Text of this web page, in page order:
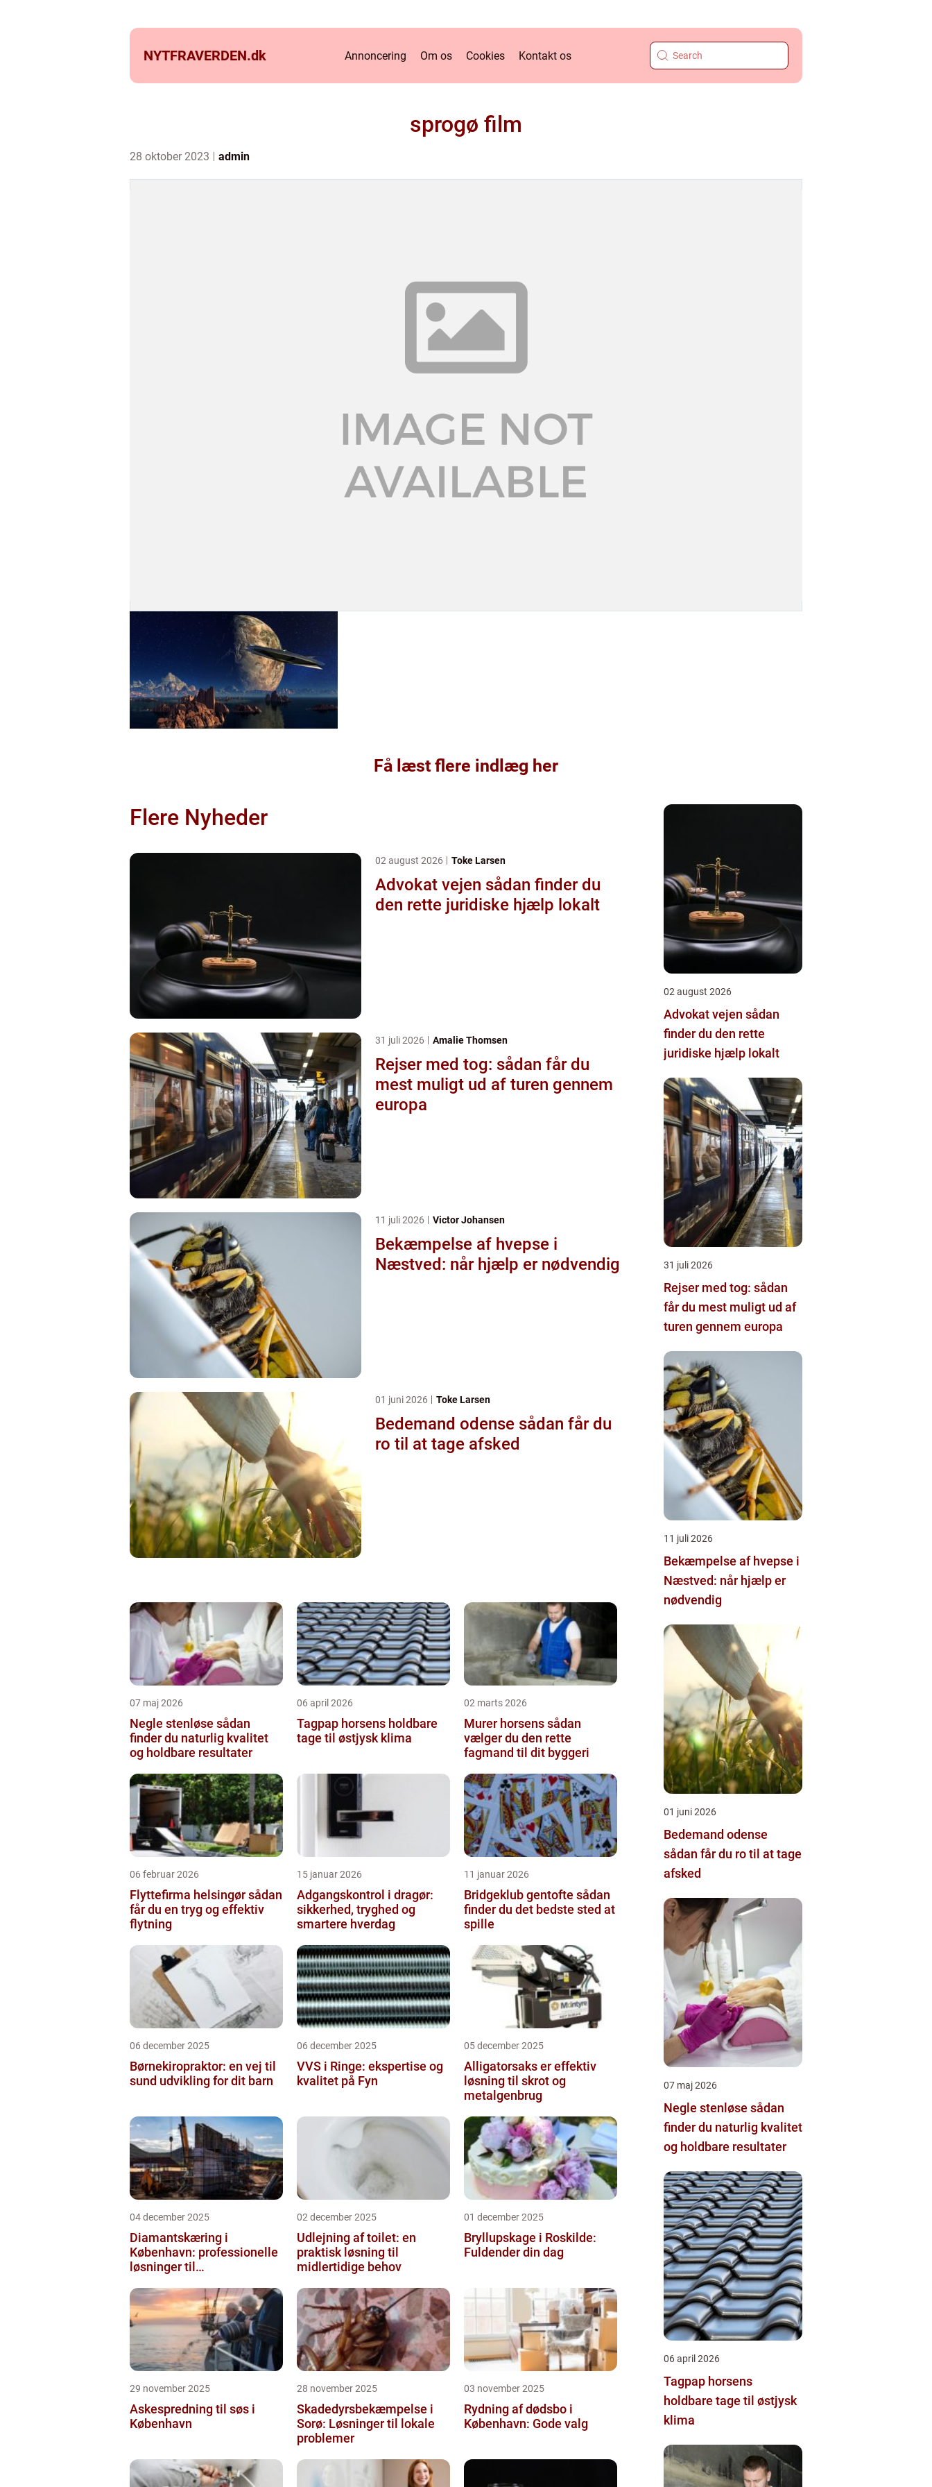
NYTFRAVERDEN.dk Annoncering Om os Cookies Kontakt os
sprogø film
28 oktober 2023 admin
Få læst flere indlæg her
Flere Nyheder
02 august 2026 Toke Larsen
Advokat vejen sådan finder du
den rette juridiske hjælp lokalt
31 juli 2026 Amalie Thomsen
Rejser med tog: sådan får du
mest muligt ud af turen gennem
europa
11 juli 2026 Victor Johansen
Bekæmpelse af hvepse i
Næstved: når hjælp er nødvendig
01 juni 2026 Toke Larsen
Bedemand odense sådan får du
ro til at tage afsked
07 maj 2026
Negle stenløse sådan
finder du naturlig kvalitet
og holdbare resultater
06 april 2026
Tagpap horsens holdbare
tage til østjysk klima
02 marts 2026
Murer horsens sådan
vælger du den rette
fagmand til dit byggeri
06 februar 2026
Flyttefirma helsingør sådan
får du en tryg og effektiv
flytning
15 januar 2026
Adgangskontrol i dragør:
sikkerhed, tryghed og
smartere hverdag
11 januar 2026
Bridgeklub gentofte sådan
finder du det bedste sted at
spille
06 december 2025
Børnekiropraktor: en vej til
sund udvikling for dit barn
06 december 2025
VVS i Ringe: ekspertise og
kvalitet på Fyn
05 december 2025
Alligatorsaks er effektiv
løsning til skrot og
metalgenbrug
04 december 2025
Diamantskæring i
København: professionelle
løsninger til
02 december 2025
Udlejning af toilet: en
praktisk løsning til
midlertidige behov
01 december 2025
Bryllupskage i Roskilde:
Fuldender din dag
29 november 2025
Askespredning til søs i
København
28 november 2025
Skadedyrsbekæmpelse i
Sorø: Løsninger til lokale
problemer
03 november 2025
Rydning af dødsbo i
København: Gode valg
02 august 2026
Advokat vejen sådan
finder du den rette
juridiske hjælp lokalt
31 juli 2026
Rejser med tog: sådan
får du mest muligt ud af
turen gennem europa
11 juli 2026
Bekæmpelse af hvepse i
Næstved: når hjælp er
nødvendig
01 juni 2026
Bedemand odense
sådan får du ro til at tage
afsked
07 maj 2026
Negle stenløse sådan
finder du naturlig kvalitet
og holdbare resultater
06 april 2026
Tagpap horsens
holdbare tage til østjysk
klima